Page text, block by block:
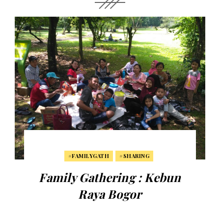
#FAMILYGATH #SHARING
Family Gathering : Kebun
Raya Bogor